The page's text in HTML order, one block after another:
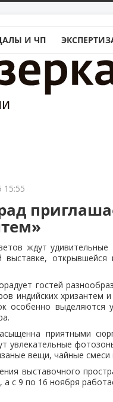
И ЧП
15:55
ждут
выставке,
гостей
индийских хризантем
особенно выделяются
приятными
увлекательные
вещи, чайные
выставочного
а с 9 по 16 ноября